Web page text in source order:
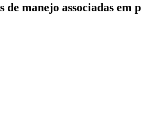
manejo associadas em